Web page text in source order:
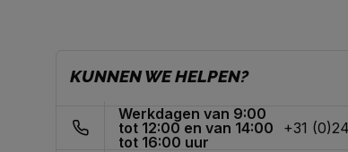
KUNNEN WE HELPEN?
Werkdagen van 9:00
tot 12:00 en van 14:00
tot 16:00 uur
+31